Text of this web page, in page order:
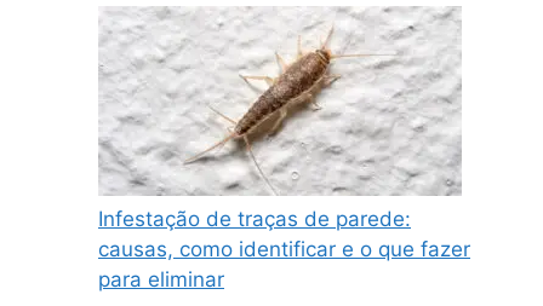
Infestação de traças de parede:
causas, como identificar e o que fazer
para eliminar